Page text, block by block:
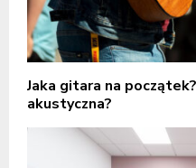
Jaka gitara na
akustyczna?